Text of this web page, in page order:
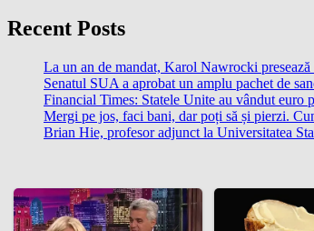
Recent Posts
La un an de mandat, Karol Nawrocki
Senatul SUA a aprobat un amplu pachet de
Financial Times: Statele Unite au vândut euro
Mergi pe jos, faci bani, dar poți să și pierzi.
Brian Hie, profesor adjunct la Universitatea